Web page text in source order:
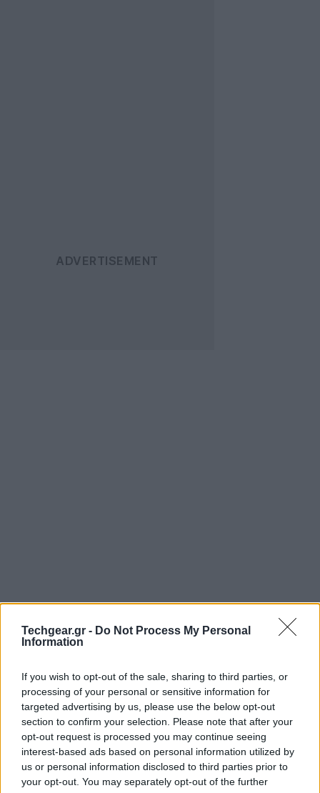
Techgear.gr - Do Not Process My Personal
Information
If you wish to opt-out of the sale, sharing to third parties, or
processing of your personal or sensitive information for
targeted advertising by us, please use the below opt-out
section to confirm your selection. Please note that after your
opt-out request is processed you may continue seeing
interest-based ads based on personal information utilized by
us or personal information disclosed to third parties prior to
your opt-out. You may separately opt-out of the further
Ερευνητές εντόπισαν σοβαρότατο κενό ασφαλείας
στον κώδικα που χρησιμοποιείται για τη σύνδεση των
smartphones
σε 3G δίκτυα, το οποίο επιτρέπει σε
τρίτους να ανιχνεύουν τη γεωγραφική τοποθεσία της
συσκευής και μάλιστα χωρίς τη χρήση
εξειδικευμένου εξοπλισμού και διαδικασίων